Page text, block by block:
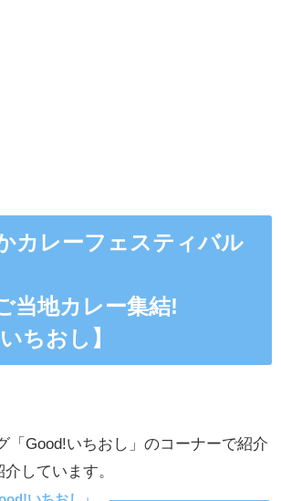
カレーフェスティバル
当地カレー集結!
ちおし】
「Good!いちおし」のコーナーで紹介
しています。